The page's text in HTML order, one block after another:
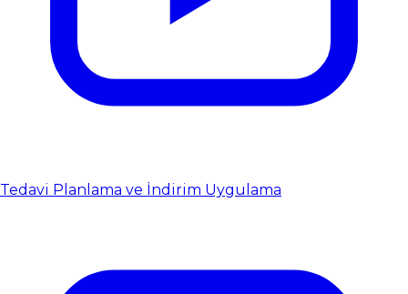
Tedavi Planlama ve İndirim Uygulama